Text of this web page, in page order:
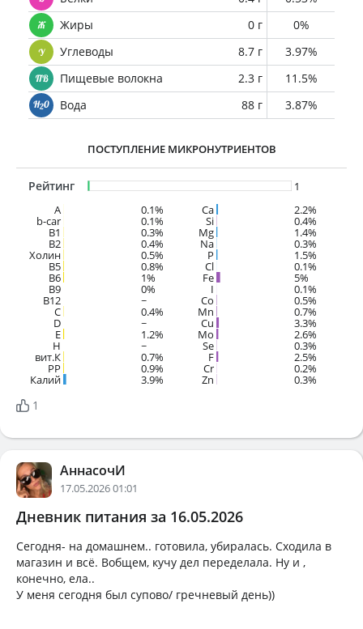
Жиры
0 г
0%
Углеводы
8.7 г
3.97%
Пищевые волокна
2.3 г
11.5%
Вода
88 г 3.87%
ПОСТУПЛЕНИЕ МИКРОНУТРИЕНТОВ
Рейтинг
1
A
0.1%
b-car 0.1%
В1 0.3%
B2 0.4%
Холин 0.5%
B5 0.8%
B6 1%
B9 0%
B12 ~
C 0.4%
D ~
E 1.2%
H ~
вит.К 0.7%
PP 0.9%
Калий 3.9%
Ca 2.2%
Si 0.4%
Mg 1.4%
Na 0.3%
P 1.5%
Cl 0.1%
Fe 5%
I 0.1%
Co 0.5%
Mn 0.7%
Cu 3.3%
Mo 2.6%
Se 0.3%
F 2.5%
Cr 0.2%
Zn 0.3%
1
АннасочИ
17.05.2026 01:01
Дневник питания за 16.05.2026
Сегодня- на домашнем.. готовила, убиралась. Сходила в
магазин и всё. Вобщем, кучу дел переделала. Ну и ,
конечно, ела..
У меня сегодня был супово/ гречневый день))